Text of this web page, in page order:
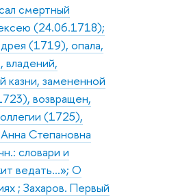
смертный
(24.06.1718);
(1719), опала,
владений,
казни, замененной
возвращен,
(1725),
Степановна
словари и
ведать…»; О
; Захаров. Первый